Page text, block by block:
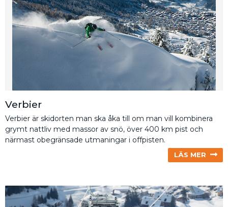
Verbier
Verbier är skidorten man ska åka till om man vill kombinera
grymt nattliv med massor av snö, över 400 km pist och
närmast obegränsade utmaningar i offpisten.
LÄS MER